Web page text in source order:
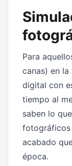
Para
canas) en
digital con
tiempo al
saben lo
fotográficos
acabado
época.